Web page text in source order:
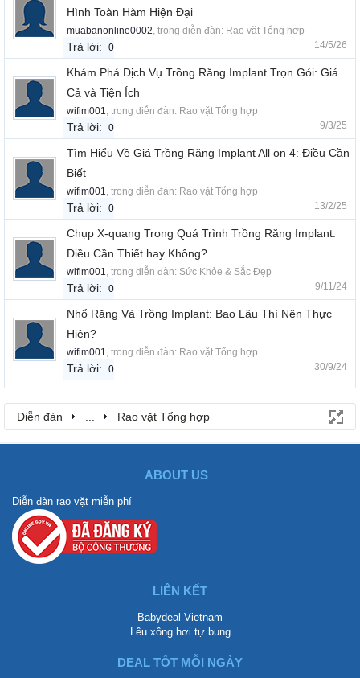
Hình Toàn Hàm Hiện Đại
muabanonline0002, trong diễn đàn: Rao vặt Tổng hợp
Trả lời: 0 14/5/26
Khám Phá Dịch Vụ Trồng Răng Implant Trọn Gói: Giá
Cả và Tiện Ích
wifim001, trong diễn đàn: Rao vặt Tổng hợp
Trả lời: 0 9/3/25
Tìm Hiểu Về Giá Trồng Răng Implant All on 4: Điều Cần
Biết
wifim001, trong diễn đàn: Rao vặt Tổng hợp
Trả lời: 0 13/2/25
Chụp X-quang Trong Quá Trình Trồng Răng Implant:
Điều Cần Thiết hay Không?
wifim001, trong diễn đàn: Sức Khỏe & Sắc Đẹp
Trả lời: 0 9/11/24
Nhổ Răng Và Trồng Implant: Bao Lâu Thì Nên Thực
Hiện?
wifim001, trong diễn đàn: Rao vặt Tổng hợp
Trả lời: 0 30/9/24
Diễn đàn ... Rao vặt Tổng hợp
ABOUT US
Diễn đàn rao vặt miễn phí
LIÊN KẾT
Babydeal Vietnam
Lều xông hơi tự bung
DEAL TỐT MỖI NGÀY